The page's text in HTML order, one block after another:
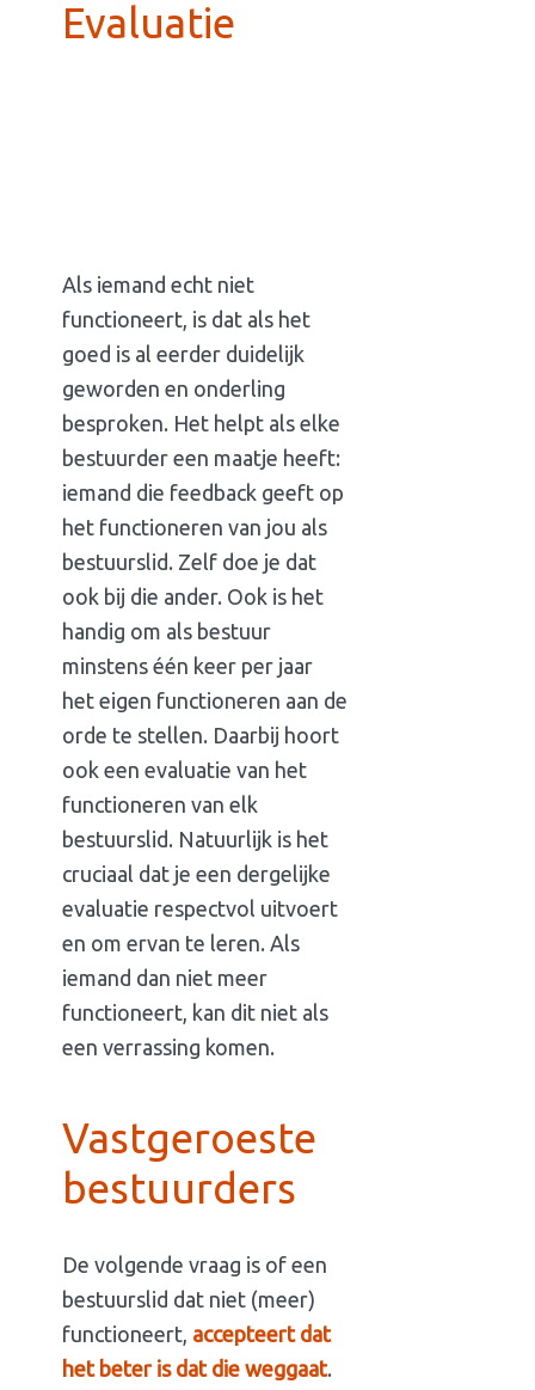
Evaluatie
Als iemand echt niet
functioneert, is dat als het
goed is al eerder duidelijk
geworden en onderling
besproken. Het helpt als elke
bestuurder een maatje heeft:
iemand die feedback geeft op
het functioneren van jou als
bestuurslid. Zelf doe je dat
ook bij die ander. Ook is het
handig om als bestuur
minstens één keer per jaar
het eigen functioneren aan de
orde te stellen. Daarbij hoort
ook een evaluatie van het
functioneren van elk
bestuurslid. Natuurlijk is het
cruciaal dat je een dergelijke
evaluatie respectvol uitvoert
en om ervan te leren. Als
iemand dan niet meer
functioneert, kan dit niet als
een verrassing komen.
Vastgeroeste
bestuurders
De volgende vraag is of een
bestuurslid dat niet (meer)
functioneert, accepteert dat
het beter is dat die weggaat.